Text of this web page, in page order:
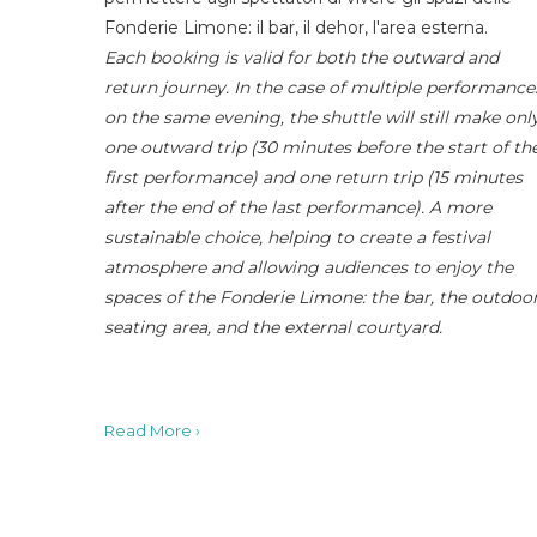
Fonderie Limone: il bar, il dehor, l'area esterna.
Each booking is valid for both the outward and
return journey. In the case of multiple
on the same evening, the shuttle will still make
one outward trip (30 minutes before the start of
first performance) and one return trip (15 minutes
after the end of the last performance). A more
sustainable choice, helping to create a festival
atmosphere and allowing audiences to enjoy the
spaces of the Fonderie Limone: the bar, the
seating area, and the external courtyard.
Read More ›